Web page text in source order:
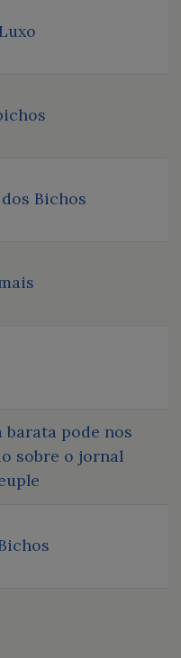
Bichos
barata pode nos
sobre o jornal